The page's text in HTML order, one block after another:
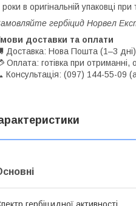
роки в оригінальній упаковці
гербіцид Норвел
доставки та оплати
Доставка: Нова Пошта (1–3
Оплата: готівка при
Консультація: (097) 144-55-09